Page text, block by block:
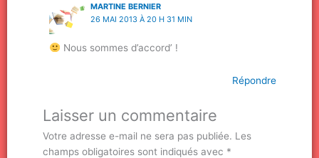
MARTINE BERNIER
26 MAI 2013 À 20 H 31 MIN
Nous sommes d’accord’ !
Répondre
Laisser un commentaire
Votre adresse e-mail ne sera pas publiée. Les
champs obligatoires sont indiqués avec *